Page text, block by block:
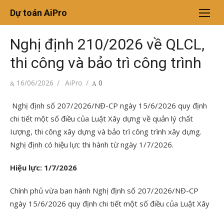
dung
Dự toán AiPro
Nghị định 210/2026 về QLCL,
thi công và bảo trì công trình
Đăng
16/06/2026
Tác
AiPro 0
Nghị định số 207/2026/NĐ-CP ngày 15/6/2026 quy định
chi tiết một số điều của Luật Xây dựng về quản lý chất
Iượng, thi công xây dựng và bảo trì công trình xây dựng.
Nghị định có hiệu lực thi hành từ ngày 1/7/2026.
Hiệu lực: 1/7/2026
Chính phủ vừa ban hành Nghị định số 207/2026/NĐ-CP
ngày 15/6/2026 quy định chi tiết một số điều của Luật Xây